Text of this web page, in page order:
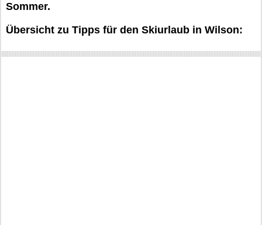
Sommer.
Übersicht zu Tipps für den Skiurlaub in Wilson: